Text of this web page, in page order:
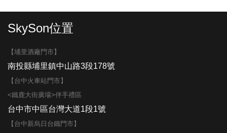
SkySon位置
【埔里酒廠門市】
南投縣埔里鎮中山路3段178號
【台中火車站門市】
<鐵鹿大街廣場>伴手禮區
台中市中區台灣大道1段1號
【台中新烏日台鐵門市】